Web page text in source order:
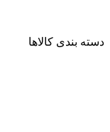
دسته بندی کالاها